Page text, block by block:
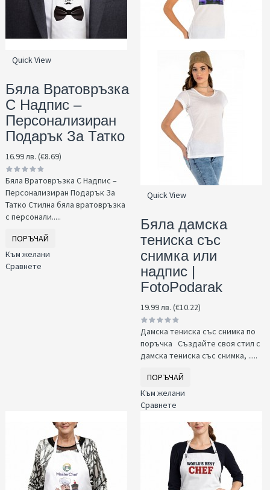
Quick View
Бяла Вратовръзка
С Надпис –
Персонализиран
Подарък За Татко
16.99 лв. (€8.69)
Бяла Вратовръзка С Надпис –
Персонализиран Подарък За
Татко Стилна бяла вратовръзка
с персонали.....
ПОРЪЧАЙ
Към желани
Сравнете
Quick View
Бяла дамска
тениска със
снимка или
надпис |
FotoPodarak
19.99 лв. (€10.22)
Дамска тениска със снимка по
поръчка Създайте своя стил с
дамска тениска със снимка, .....
ПОРЪЧАЙ
Към желани
Сравнете